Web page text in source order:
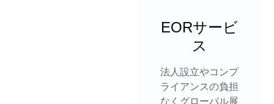
EORサービ
ス
法人設立やコンプ
ライアンスの負担
なくグローバル展